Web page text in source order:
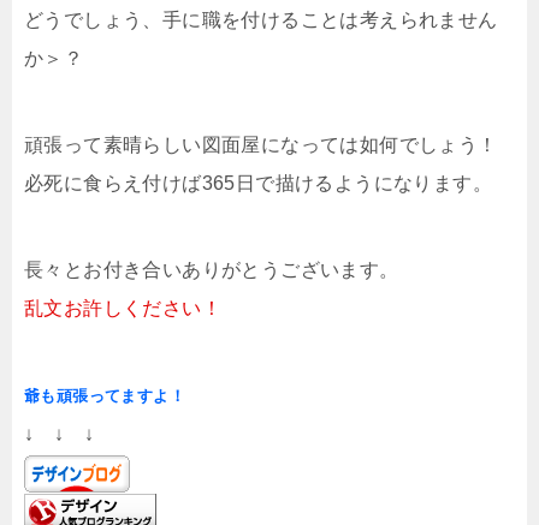
どうでしょう、手に職を付けることは考えられません
か＞？
頑張って素晴らしい図面屋になっては如何でしょう！
必死に食らえ付けば365日で描けるようになります。
長々とお付き合いありがとうございます。
乱文お許しください！
爺も頑張ってますよ！
↓ ↓ ↓